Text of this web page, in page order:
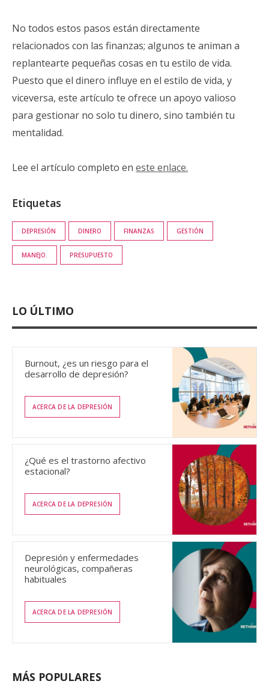
No todos estos pasos están directamente
relacionados con las finanzas; algunos te animan a
replantearte pequeñas cosas en tu estilo de vida.
Puesto que el dinero influye en el estilo de vida, y
viceversa, este artículo te ofrece un apoyo valioso
para gestionar no solo tu dinero, sino también tu
mentalidad.
Lee el artículo completo en este enlace.
Etiquetas
DEPRESIÓN DINERO FINANZAS GESTIÓN
MANEJO. PRESUPUESTO
LO ÚLTIMO
Burnout, ¿es un riesgo para el
desarrollo de depresión?
ACERCA DE LA DEPRESIÓN
¿Qué es el trastorno afectivo
estacional?
ACERCA DE LA DEPRESIÓN
Depresión y enfermedades
neurológicas, compañeras
habituales
ACERCA DE LA DEPRESIÓN
MÁS POPULARES